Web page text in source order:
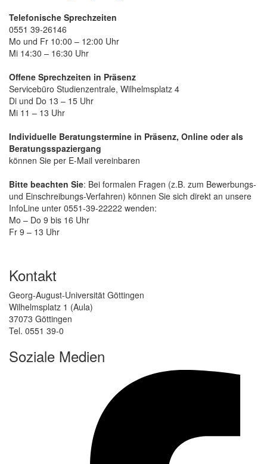
Telefonische Sprechzeiten
0551 39-26146
Mo und Fr 10:00 – 12:00 Uhr
Mi 14:30 – 16:30 Uhr
Offene Sprechzeiten in Präsenz
Servicebüro Studienzentrale, Wilhelmsplatz 4
Di und Do 13 – 15 Uhr
Mi 11 – 13 Uhr
Individuelle Beratungstermine in Präsenz, Online oder als
Beratungsspaziergang
können Sie per E-Mail vereinbaren
Bitte beachten Sie: Bei formalen Fragen (z.B. zum Bewerbungs-
und Einschreibungs-Verfahren) können Sie sich direkt an unsere
InfoLine unter 0551-39-22222 wenden:
Mo – Do 9 bis 16 Uhr
Fr 9 – 13 Uhr
Kontakt
Georg-August-Universität Göttingen
Wilhelmsplatz 1 (Aula)
37073 Göttingen
Tel. 0551 39-0
Soziale Medien